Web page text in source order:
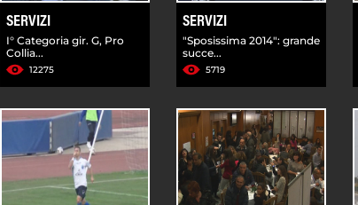
SERVIZI
I° Categoria gir. G, Pro
Collia...
12275
SERVIZI
"Sposissima 2014": grande
succe...
5719